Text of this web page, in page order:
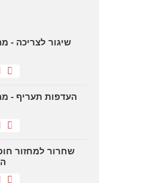
שיגור לצריכה -
העדפות תעריף -
שחרור למחזור